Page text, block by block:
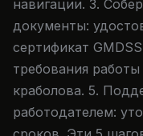
навигации. 3.
документы:
сертификат
требования
краболова. 5.
работодателем: